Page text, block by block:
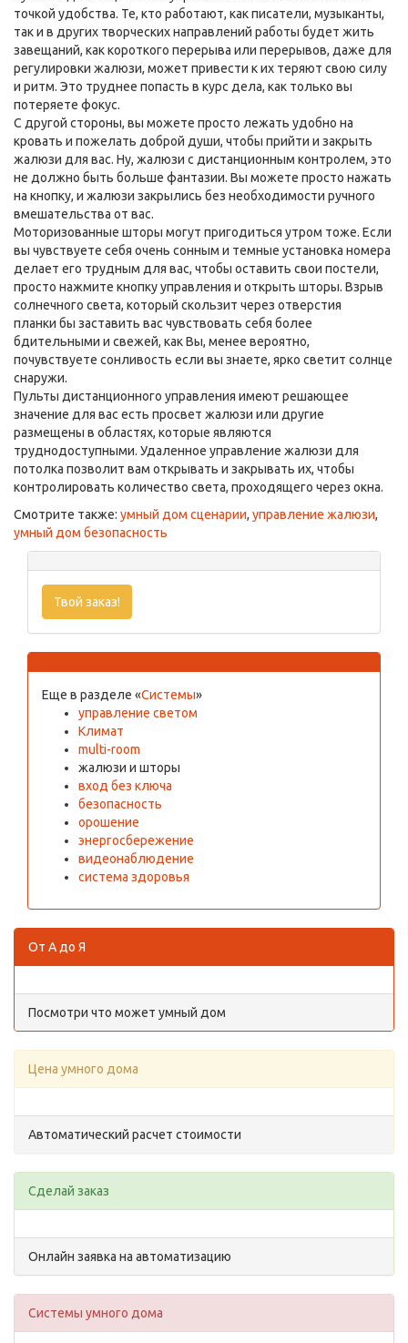
точкой удобства. Те, кто работают, как писатели, музыканты,
так и в других творческих направлений работы будет жить
завещаний, как короткого перерыва или перерывов, даже для
регулировки жалюзи, может привести к их теряют свою силу
и ритм. Это труднее попасть в курс дела, как только вы
потеряете фокус.
С другой стороны, вы можете просто лежать удобно на
кровать и пожелать доброй души, чтобы прийти и закрыть
жалюзи для вас. Ну, жалюзи с дистанционным контролем, это
не должно быть больше фантазии. Вы можете просто нажать
на кнопку, и жалюзи закрылись без необходимости ручного
вмешательства от вас.
Моторизованные шторы могут пригодиться утром тоже. Если
вы чувствуете себя очень сонным и темные установка номера
делает его трудным для вас, чтобы оставить свои постели,
просто нажмите кнопку управления и открыть шторы. Взрыв
солнечного света, который скользит через отверстия
планки бы заставить вас чувствовать себя более
бдительными и свежей, как Вы, менее вероятно,
почувствуете сонливость если вы знаете, ярко светит солнце
снаружи.
Пульты дистанционного управления имеют решающее
значение для вас есть просвет жалюзи или другие
размещены в областях, которые являются
труднодоступными. Удаленное управление жалюзи для
потолка позволит вам открывать и закрывать их, чтобы
контролировать количество света, проходящего через окна.
Смотрите также: умный дом сценарии, управление жалюзи,
умный дом безопасность
Твой заказ!
Еще в разделе «Системы»
управление светом
Климат
multi-room
жалюзи и шторы
вход без ключа
безопасность
орошение
энергосбережение
видеонаблюдение
система здоровья
От А до Я
Посмотри что может умный дом
Цена умного дома
Автоматический расчет стоимости
Сделай заказ
Онлайн заявка на автоматизацию
Системы умного дома